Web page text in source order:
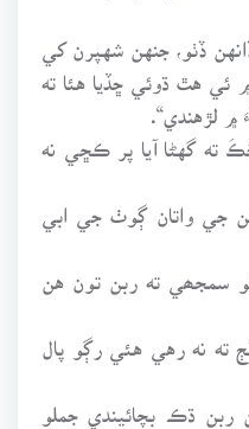
ڏٺو، جنهن شهپرن کي
هٿ ڌوئي ڇڏيا هئا ته
۾ لڙهندي“.
گهڻا آيا پر ڪڇي نه
جي واتان ڳوٺ جي ابي
سمجھي ته ربن تون هن
ته نه رهي هئي رڳو پال
ربن ڌڪ بچائيندي جملو